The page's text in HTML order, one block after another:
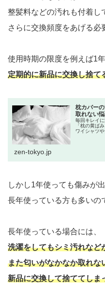
整髪料などの汚れも付着し
さらに交換頻度をあげる必
使用時期の限度を例えば1年
定期的に新品に交換し捨て
枕カバー
取れない悩
毎回キレイ
「枕の黄ば
ワイシャツ
zen-tokyo.jp
しかし1年使っても傷みが
長年使っている方も多いの
長年使っている場合には、
洗濯をしてもシミ汚れなど
また匂いがなかなか取れな
新品に交換して捨ててしま